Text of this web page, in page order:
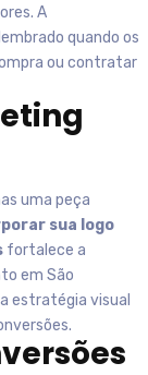
A
quando os
ou contratar
uma peça
sua logo
fortalece a
em São
estratégia visual